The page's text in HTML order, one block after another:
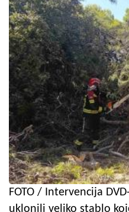
FOTO / Intervencija
uklonili veliko stablo